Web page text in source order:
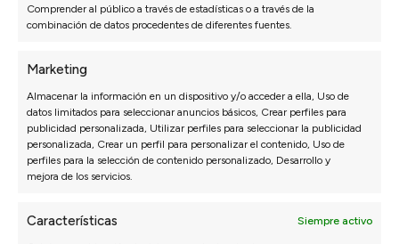
Comprender al público a través de estadísticas o a través de la
combinación de datos procedentes de diferentes fuentes.
Marketing
Almacenar la información en un dispositivo y/o acceder a ella, Uso de
datos limitados para seleccionar anuncios básicos, Crear perfiles para
publicidad personalizada, Utilizar perfiles para seleccionar la publicidad
personalizada, Crear un perfil para personalizar el contenido, Uso de
perfiles para la selección de contenido personalizado, Desarrollo y
mejora de los servicios.
Características Siempre activo
brindando un lugar ideal para descansar y relajarse.